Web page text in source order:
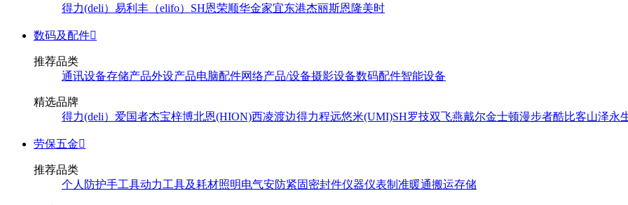
得力(deli） 易利丰（elifo） SH恩荣顺华金家宜东港杰丽斯恩隆美时
数码及配件
推荐品类
通讯设备存储产品外设产品电脑配件网络产品/设备摄影设备数码配件智能设备
精选品牌
得力(deli） 爱国者杰宝梓博北恩(HION)西凌渡边得力程远悠米(UMI)SH罗技双飞燕戴尔金士顿漫步者酷比客山泽永
劳保五金
推荐品类
个人防护手工具动力工具及耗材照明电气安防紧固密封件仪器仪表制准暖通搬运存储